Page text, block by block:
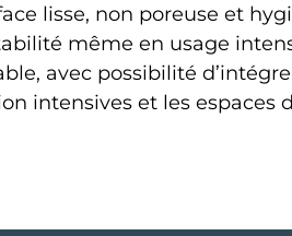
lisse, non poreuse et
même en usage
avec possibilité
intensives et les espaces